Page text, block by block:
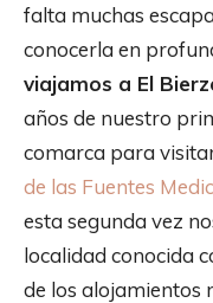
falta muchas
conocerla en
viajamos a El
años de nuestro
comarca para
de las Fuentes
esta segunda vez
localidad conocida
de los alojamientos